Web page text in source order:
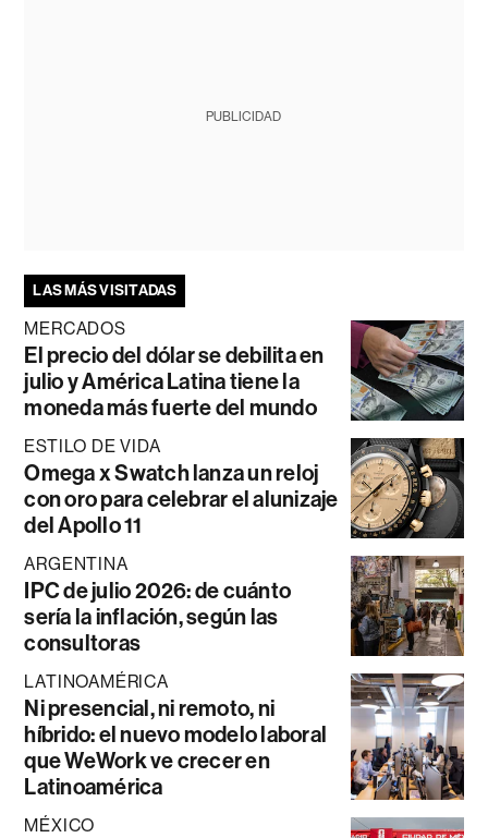
PUBLICIDAD
LAS MÁS VISITADAS
MERCADOS
El precio del dólar se debilita en
julio y América Latina tiene la
moneda más fuerte del mundo
ESTILO DE VIDA
Omega x Swatch lanza un reloj
con oro para celebrar el alunizaje
del Apollo 11
ARGENTINA
IPC de julio 2026: de cuánto
sería la inflación, según las
consultoras
LATINOAMÉRICA
Ni presencial, ni remoto, ni
híbrido: el nuevo modelo laboral
que WeWork ve crecer en
Latinoamérica
MÉXICO